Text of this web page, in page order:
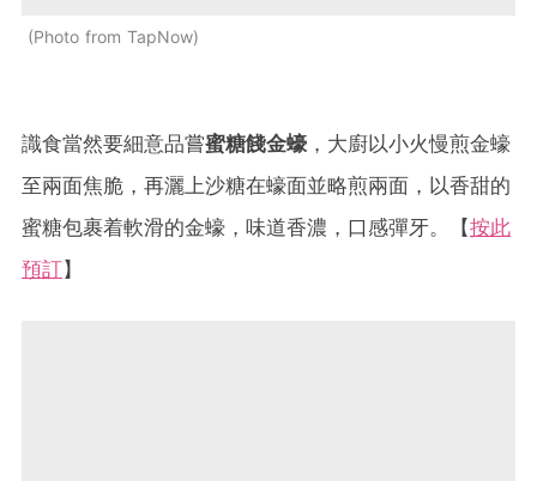
Photo from TapNow
識食當然要細意品嘗蜜糖餞金蠔 ，大廚以小火慢煎金蠔
至兩面焦脆，再灑上沙糖在蠔面並略煎兩面，以香甜的
蜜糖包裹着軟滑的金蠔，味道香濃，口感彈牙。【按此
預訂】